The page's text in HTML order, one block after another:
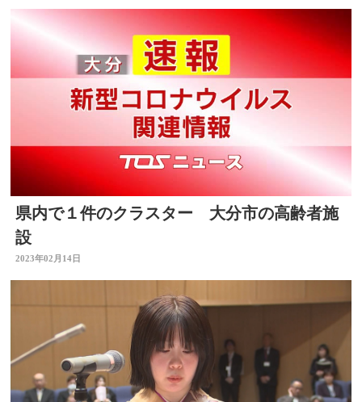
県内で１件のクラスター 大分市の高齢者施
設
2023年02月14日